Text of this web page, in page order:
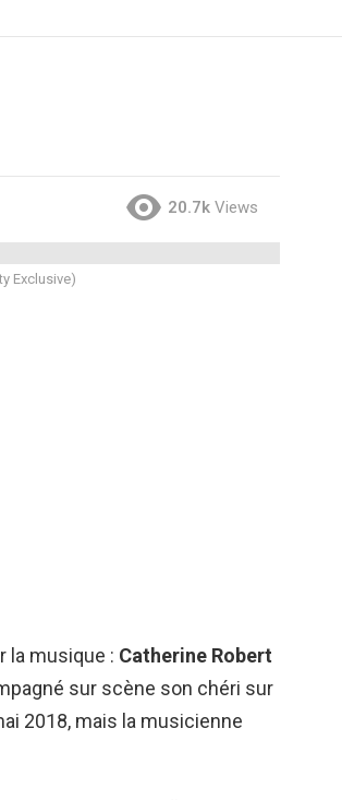
20.7k Views
Exclusive)
la musique : Catherine Robert
sur scène son chéri sur
2018, mais la musicienne